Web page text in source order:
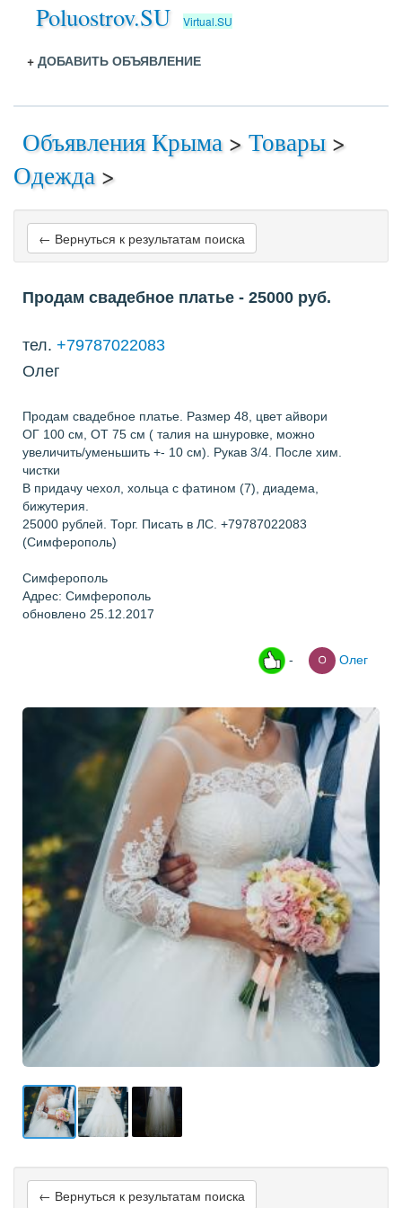
Poluostrov.SU Virtual.SU
+ ДОБАВИТЬ ОБЪЯВЛЕНИЕ
Объявления Крыма > Товары >
Одежда >
← Вернуться к результатам поиска
Продам свадебное платье - 25000 руб.
тел. +79787022083
Олег
Продам свадебное платье. Размер 48, цвет айвори
ОГ 100 см, ОТ 75 см ( талия на шнуровке, можно
увеличить/уменьшить +- 10 см). Рукав 3/4. После хим.
чистки
В придачу чехол, хольца с фатином (7), диадема,
бижутерия.
25000 рублей. Торг. Писать в ЛС. +79787022083
(Симферополь)
Симферополь
Адрес: Симферополь
обновлено 25.12.2017
- Олег
← Вернуться к результатам поиска